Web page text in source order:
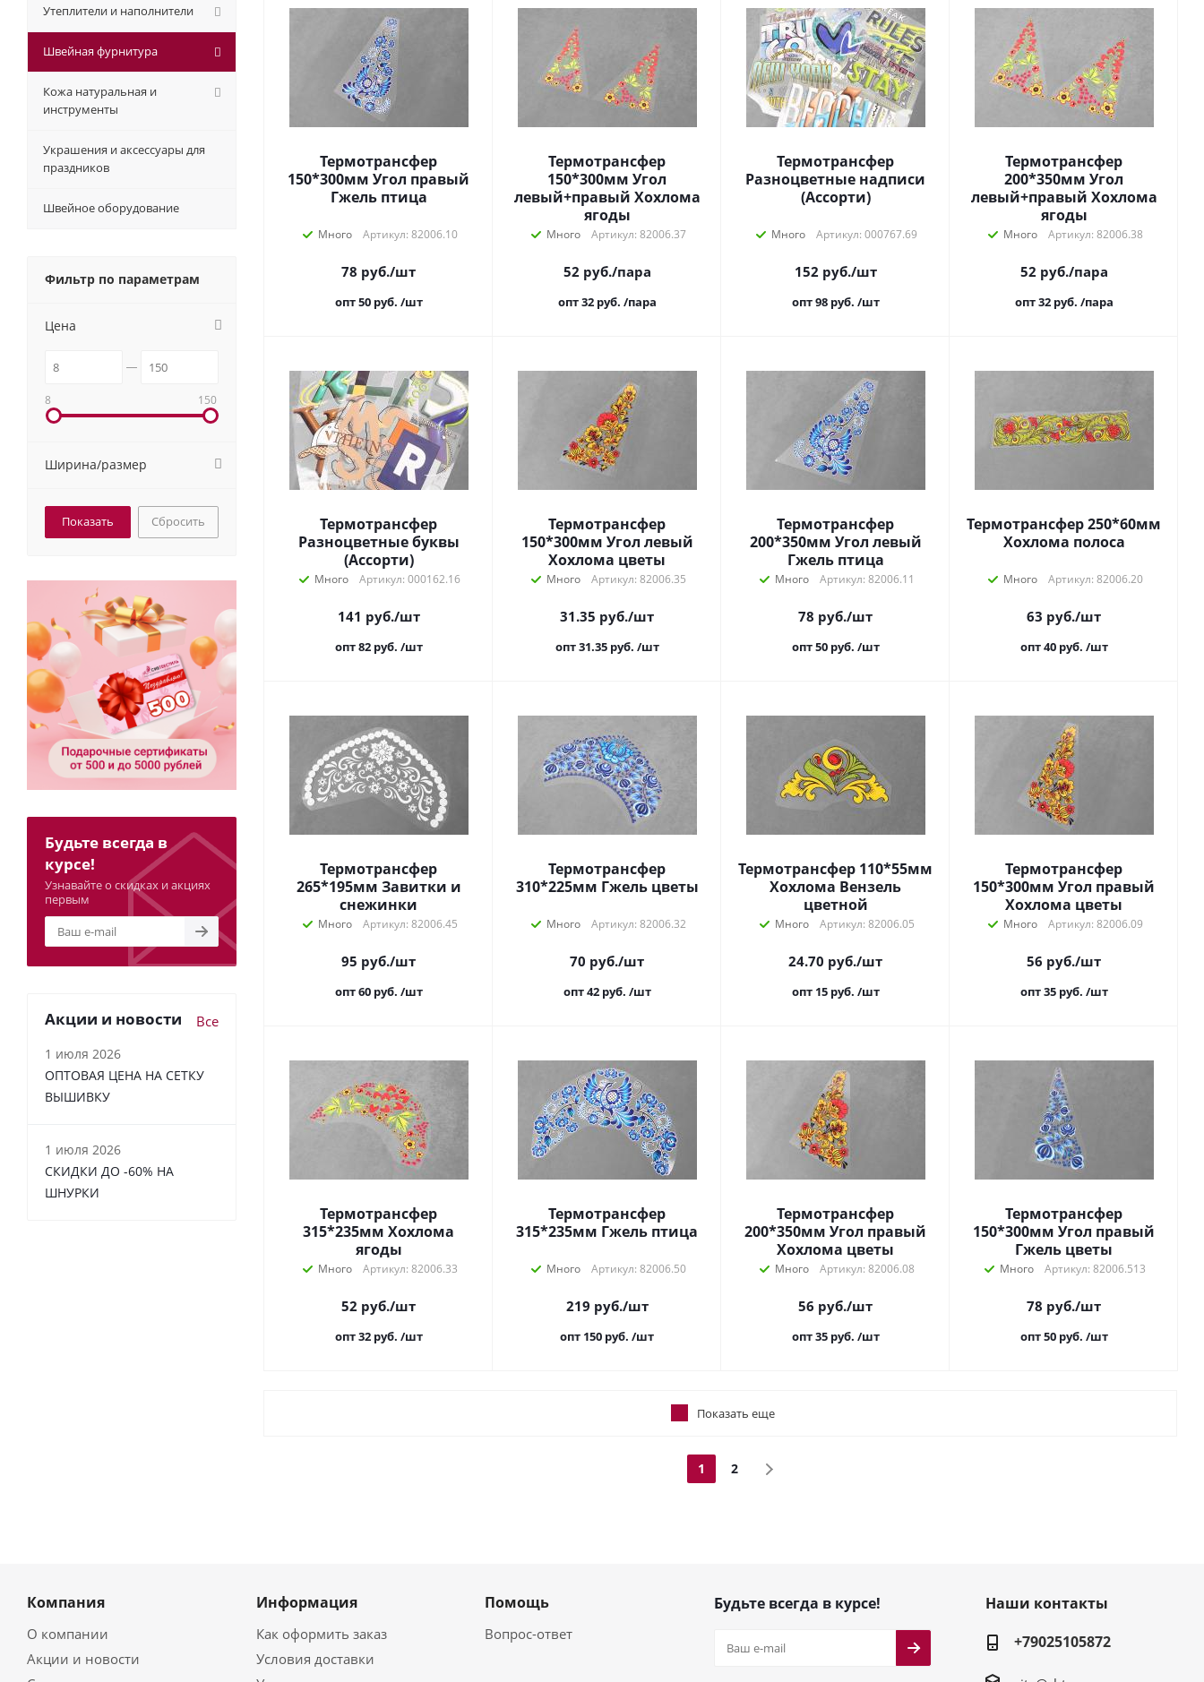
Термотрансфер
150*300мм Угол правый
Гжель птица
Много Артикул: 82006.10
78 руб./шт
опт 50 руб. /шт
Термотрансфер
150*300мм Угол
левый+правый Хохлома
ягоды
Много Артикул: 82006.37
52 руб./пара
опт 32 руб. /пара
Термотрансфер
Разноцветные надписи
(Ассорти)
Много Артикул: 000767.69
152 руб./шт
опт 98 руб. /шт
Термотрансфер
200*350мм Угол
левый+правый Хохлома
ягоды
Много Артикул: 82006.38
52 руб./пара
опт 32 руб. /пара
Термотрансфер
Разноцветные буквы
(Ассорти)
Много Артикул: 000162.16
141 руб./шт
опт 82 руб. /шт
Термотрансфер
150*300мм Угол левый
Хохлома цветы
Много Артикул: 82006.35
31.35 руб./шт
опт 31.35 руб. /шт
Термотрансфер
200*350мм Угол левый
Гжель птица
Много Артикул: 82006.11
78 руб./шт
опт 50 руб. /шт
Термотрансфер 250*60мм
Хохлома полоса
Много Артикул: 82006.20
63 руб./шт
опт 40 руб. /шт
Термотрансфер
265*195мм Завитки и
снежинки
Много Артикул: 82006.45
95 руб./шт
опт 60 руб. /шт
Термотрансфер
310*225мм Гжель цветы
Много Артикул: 82006.32
70 руб./шт
опт 42 руб. /шт
Термотрансфер 110*55мм
Хохлома Вензель
цветной
Много Артикул: 82006.05
24.70 руб./шт
опт 15 руб. /шт
Термотрансфер
150*300мм Угол правый
Хохлома цветы
Много Артикул: 82006.09
56 руб./шт
опт 35 руб. /шт
Термотрансфер
315*235мм Хохлома
ягоды
Много Артикул: 82006.33
52 руб./шт
опт 32 руб. /шт
Термотрансфер
315*235мм Гжель птица
Много Артикул: 82006.50
219 руб./шт
опт 150 руб. /шт
Термотрансфер
200*350мм Угол правый
Хохлома цветы
Много Артикул: 82006.08
56 руб./шт
опт 35 руб. /шт
Термотрансфер
150*300мм Угол правый
Гжель цветы
Много Артикул: 82006.513
78 руб./шт
опт 50 руб. /шт
Показать еще
1 2
Утеплители и наполнители
Швейная фурнитура
Кожа натуральная и
инструменты
Украшения и аксессуары для
праздников
Швейное оборудование
Фильтр по параметрам
Цена
8 150
Ширина/размер
Сбросить
Будьте всегда в
курсе!
Узнавайте о скидках и акциях
первым
Акции и новости Все
1 июля 2026
ОПТОВАЯ ЦЕНА НА СЕТКУ
ВЫШИВКУ
1 июля 2026
СКИДКИ ДО -60% НА
ШНУРКИ
Компания
О компании
Акции и новости
Информация
Как оформить заказ
Условия доставки
Помощь
Вопрос-ответ
Будьте всегда в курсе!
Наши контакты
+79025105872